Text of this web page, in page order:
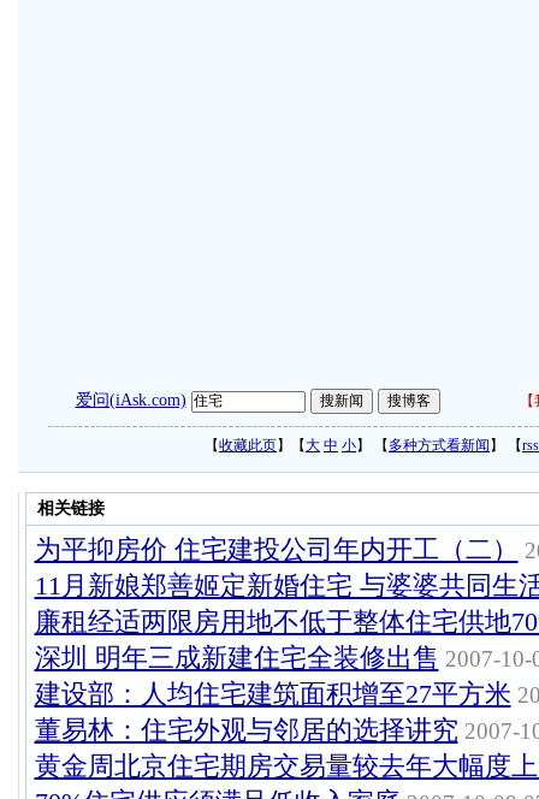
爱问(iAsk.com) 【
【收藏此页】【大 中 小】 【 多种方式看新闻 】 【
相关链接
为平抑房价 住宅建投公司年内开工（二）
11月新娘郑善姬定新婚住宅 与婆婆共同生
廉租经适两限房用地不低于整体住宅供地
深圳 明年三成新建住宅全装修出售 2007-10-
建设部：人均住宅建筑面积增至27平方米
董易林：住宅外观与邻居的选择讲究 2007-
黄金周北京住宅期房交易量较去年大幅度